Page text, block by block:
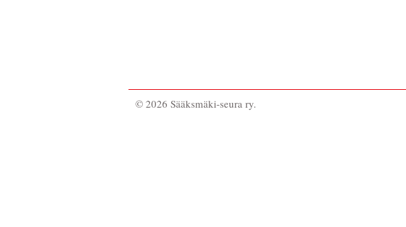
© 2026 Sääksmäki-seura ry.